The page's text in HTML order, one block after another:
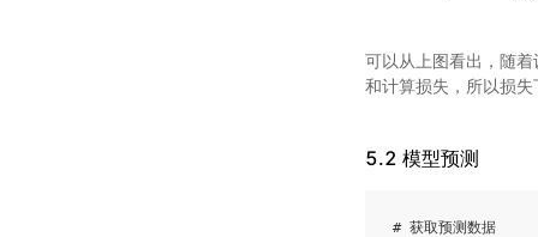
可以从上图看出，随
和计算损失，所以损
5.2 模型预测
# 获取预测数据